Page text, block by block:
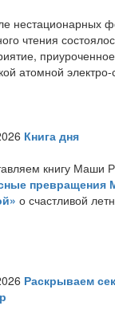
нестационарных
чтения
атомной электро-
Книга дня
книгу Маши
превращения
о счастливой
Раскрываем